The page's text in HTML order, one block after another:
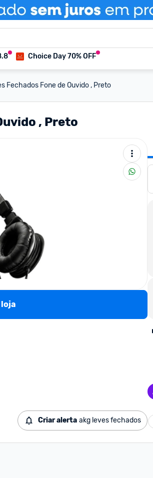
Choice Day 70% OFF
Fechados Fone de Ouvido , Preto
, Preto
loja
Criar alerta akg leves fechados